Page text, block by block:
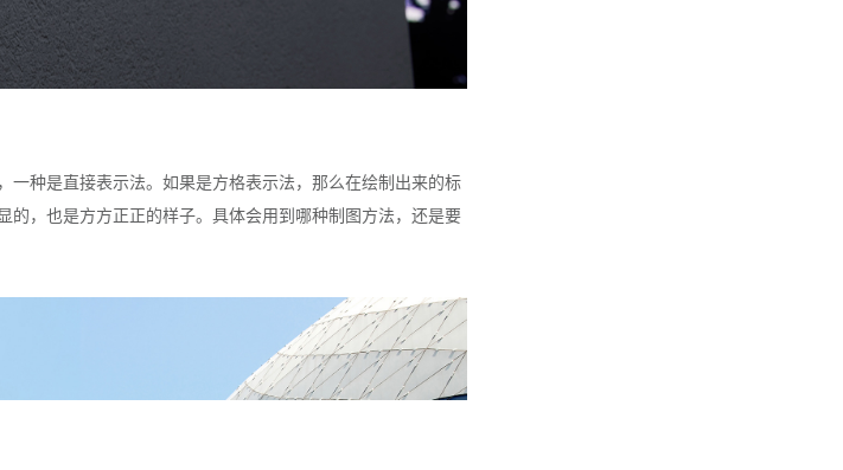
种是直接表示法。如果是方格表示法，那么在绘制出来的标
的，也是方方正正的样子。具体会用到哪种制图方法，还是要